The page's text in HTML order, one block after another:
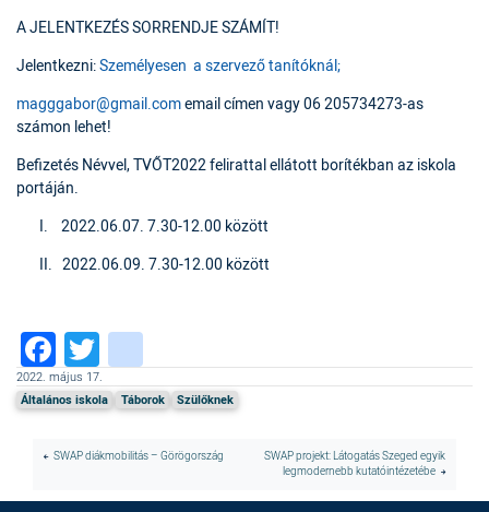
A JELENTKEZÉS SORRENDJE SZÁMÍT!
Jelentkezni:Személyesen a szervező tanítóknál;
magggabor@gmail.comemail címen vagy 06 205734273-as
számon lehet!
Befizetés Névvel, TVŐT2022 felirattal ellátott borítékban az iskola
portáján.
I. 2022.06.07. 7.30-12.00 között
II.
2022.06.09. 7.30-12.00 között
Facebook
Twitter
2022. május 17.
Általános iskola Táborok Szülőknek
SWAP diákmobilitás – Görögország
SWAP projekt: Látogatás Szeged egyik
legmodernebb kutatóintézetébe